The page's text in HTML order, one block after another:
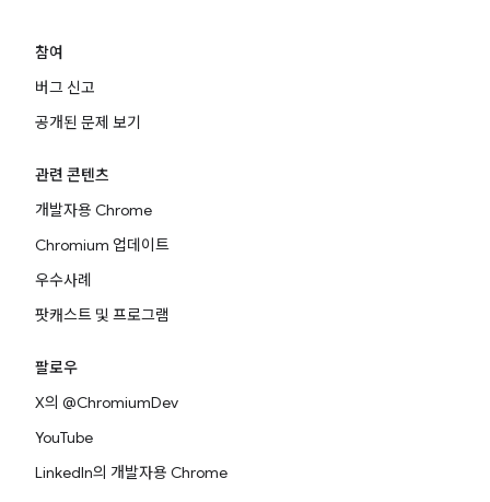
참여
버그 신고
공개된 문제 보기
관련 콘텐츠
개발자용 Chrome
Chromium 업데이트
우수사례
팟캐스트 및 프로그램
팔로우
X의 @ChromiumDev
YouTube
LinkedIn의 개발자용 Chrome